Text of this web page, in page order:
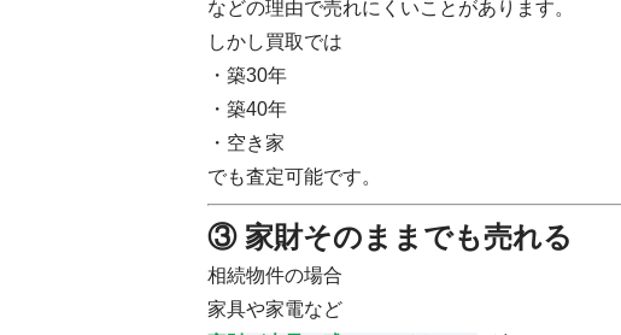
などの理由で売れにくいことがあります。
しかし買取では
・築30年
・築40年
・空き家
でも査定可能です。
③ 家財そのままでも売れる
相続物件の場合
家具や家電など